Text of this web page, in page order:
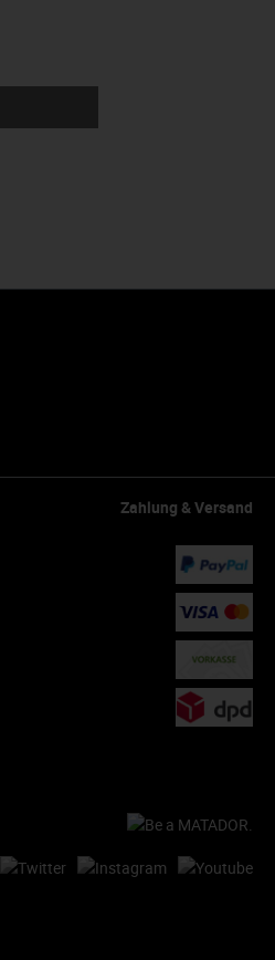
Zahlung & Versand